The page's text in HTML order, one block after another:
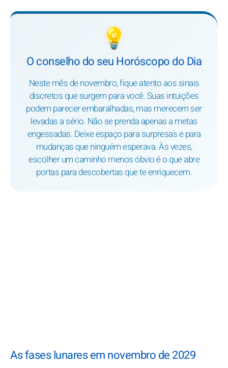
💡
O conselho do seu Horóscopo do Dia
Neste mês de novembro, fique atento aos sinais
discretos que surgem para você. Suas intuições
podem parecer embaralhadas, mas merecem ser
levadas a sério. Não se prenda apenas a metas
engessadas. Deixe espaço para surpresas e para
mudanças que ninguém esperava. Às vezes,
escolher um caminho menos óbvio é o que abre
portas para descobertas que te enriquecem.
As fases lunares em novembro de 2029